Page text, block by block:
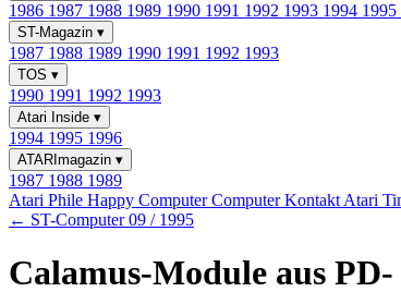
1986 1987 1988 1989 1990 1991 1992 1993 1994 1995
ST-Magazin ▾
1987 1988 1989 1990 1991 1992 1993
TOS ▾
1990 1991 1992 1993
Atari Inside ▾
1994 1995 1996
ATARImagazin ▾
1987 1988 1989
Atari Phile Happy ComputerComputer Kontakt Atari
← ST-Computer 09 / 1995
Calamus-Module aus